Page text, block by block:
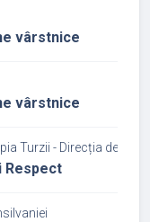
vârstnice
vârstnice
Turzii - Direcția de
Respect